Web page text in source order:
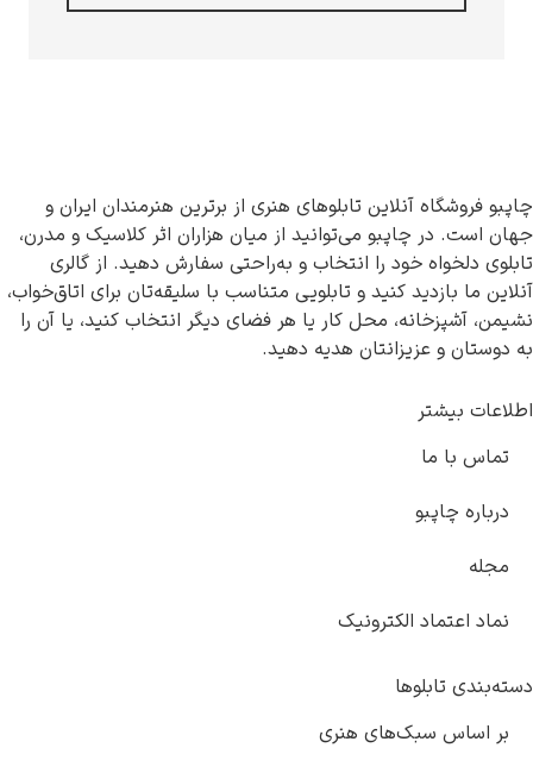
تابلوهای هنری از برترین هنرمندان ایران و
می‌توانید از میان هزاران اثر کلاسیک و مدرن،
را انتخاب و به‌راحتی سفارش دهید. از گالری
کنید و تابلویی متناسب با سلیقه‌تان برای اتاق‌خواب،
محل کار یا هر فضای دیگر انتخاب کنید، یا آن را
هدیه دهید.
هنری